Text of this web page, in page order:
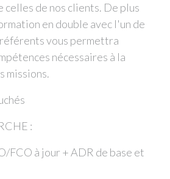
de nos clients. De plus
en double avec l'un de
vous permettra
nécessaires à la
missions.
:
FCO à jour + ADR de base et